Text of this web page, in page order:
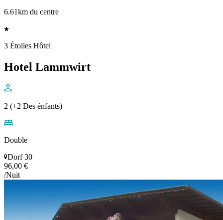
6.61km du centre
3 Étoiles Hôtel
Hotel Lammwirt
2 (+2 Des énfants)
Double
Dorf 30
96,00 €
/Nuit